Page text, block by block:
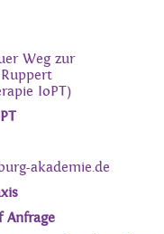
Weg zur
IoPT)
akademie.de
Anfrage